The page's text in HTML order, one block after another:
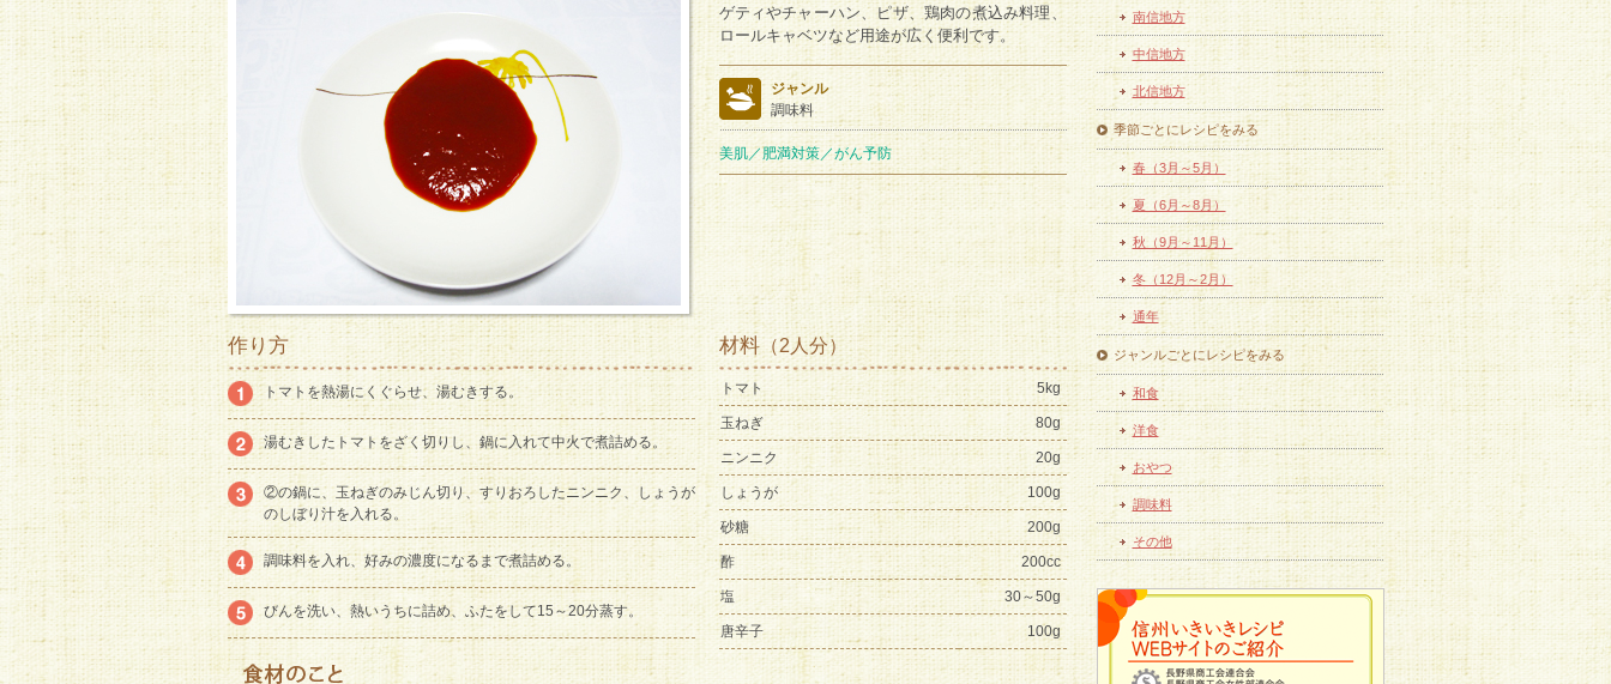
ゲティやチャーハン、ピザ、鶏肉の煮込み料理、
ロールキャベツなど用途が広く便利です。
ジャンル
調味料
美肌／肥満対策／がん予防
作り方
トマトを熱湯にくぐらせ、湯むきする。
湯むきしたトマトをざく切りし、鍋に入れて中火で煮詰める。
②の鍋に、玉ねぎのみじん切り、すりおろしたニンニク、しょうが
のしぼり汁を入れる。
調味料を入れ、好みの濃度になるまで煮詰める。
びんを洗い、熱いうちに詰め、ふたをして15～20分蒸す。
材料（2人分）
トマト 5kg
玉ねぎ 80g
ニンニク 20g
しょうが 100g
砂糖 200g
酢 200cc
塩 30～50g
唐辛子 100g
南信地方
中信地方
北信地方
季節ごとにレシピをみる
春（3月～5月）
夏（6月～8月）
秋（9月～11月）
冬（12月～2月）
通年
ジャンルごとにレシピをみる
和食
洋食
おやつ
調味料
その他